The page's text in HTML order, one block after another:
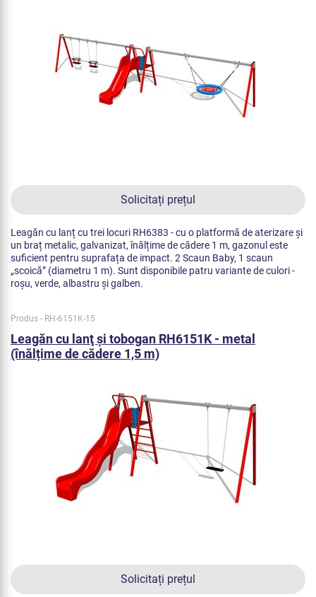
Solicitați prețul
Leagăn cu lanț cu trei locuri RH6383 - cu o platformă de aterizare și
un braț metalic, galvanizat, înălțime de cădere 1 m, gazonul este
suficient pentru suprafața de impact. 2 Scaun Baby, 1 scaun
„scoică” (diametru 1 m). Sunt disponibile patru variante de culori -
roșu, verde, albastru și galben.
Produs - RH-6151K-15
Leagăn cu lanţ şi tobogan RH6151K - metal
(înălțime de cădere 1,5 m)
Solicitați prețul